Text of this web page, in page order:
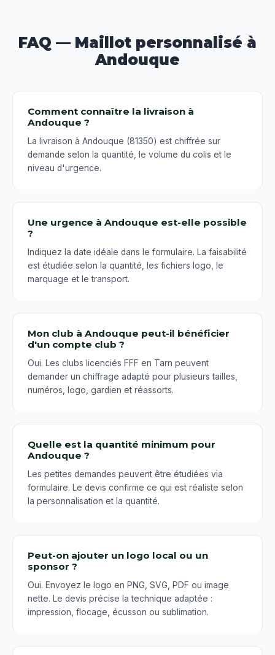
FAQ — Maillot personnalisé à
Andouque
Comment connaître la livraison à
Andouque ?
La livraison à Andouque (81350) est chiffrée sur
demande selon la quantité, le volume du colis et le
niveau d'urgence.
Une urgence à Andouque est-elle possible
?
Indiquez la date idéale dans le formulaire. La faisabilité
est étudiée selon la quantité, les fichiers logo, le
marquage et le transport.
Mon club à Andouque peut-il bénéficier
d'un compte club ?
Oui. Les clubs licenciés FFF en Tarn peuvent
demander un chiffrage adapté pour plusieurs tailles,
numéros, logo, gardien et réassorts.
Quelle est la quantité minimum pour
Andouque ?
Les petites demandes peuvent être étudiées via
formulaire. Le devis confirme ce qui est réaliste selon
la personnalisation et la quantité.
Peut-on ajouter un logo local ou un
sponsor ?
Oui. Envoyez le logo en PNG, SVG, PDF ou image
nette. Le devis précise la technique adaptée :
impression, flocage, écusson ou sublimation.